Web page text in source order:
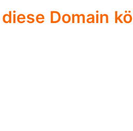
Domain